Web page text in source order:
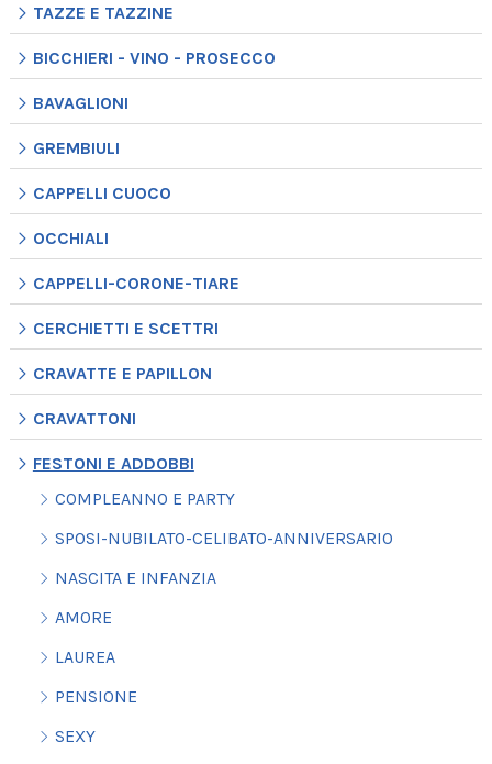
TAZZE E TAZZINE
BICCHIERI - VINO - PROSECCO
BAVAGLIONI
GREMBIULI
CAPPELLI CUOCO
OCCHIALI
CAPPELLI-CORONE-TIARE
CERCHIETTI E SCETTRI
CRAVATTE E PAPILLON
CRAVATTONI
FESTONI E ADDOBBI
COMPLEANNO E PARTY
SPOSI-NUBILATO-CELIBATO-ANNIVERSARIO
NASCITA E INFANZIA
AMORE
LAUREA
PENSIONE
SEXY